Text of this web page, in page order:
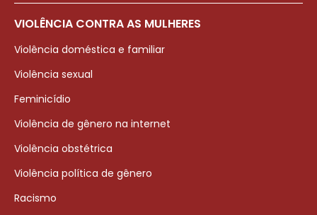
VIOLÊNCIA CONTRA AS MULHERES
Violência doméstica e familiar
Violência sexual
Feminicídio
Violência de gênero na internet
Violência obstétrica
Violência política de gênero
Racismo